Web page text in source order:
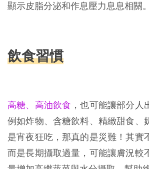
顯示皮脂分泌和作息壓力息息相關。
飲食習慣
高糖、高油飲食 ，也可能讓部分人
例如炸物、含糖飲料、精緻甜食、
是宵夜狂吃，那真的是災難！其實
而是長期攝取過量，可能讓膚況較